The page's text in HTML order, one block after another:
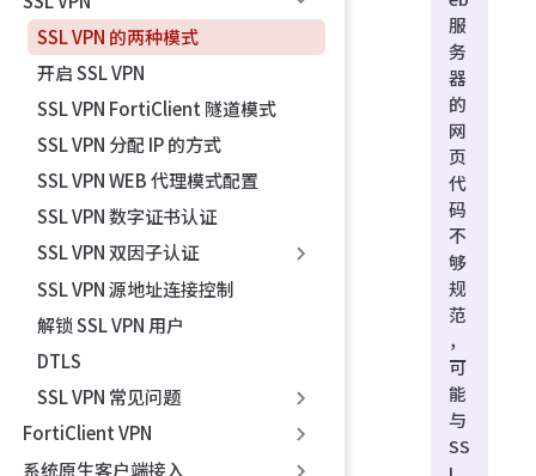
SSL VPN 的两种模式
开启 SSL VPN
SSL VPN FortiClient 隧道模式
SSL VPN 分配 IP 的方式
SSL VPN WEB 代理模式配置
SSL VPN 数字证书认证
SSL VPN 双因子认证
SSL VPN 源地址连接控制
解锁 SSL VPN 用户
DTLS
SSL VPN 常见问题
FortiClient VPN
系统原生客户端接入
服
务
器
的
网
页
代
码
不
够
规
范
，
可
能
与
SS